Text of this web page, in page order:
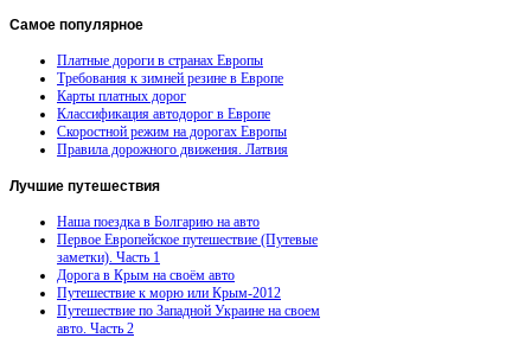
Самое популярное
Платные дороги в странах Европы
Требования к зимней резине в Европе
Карты платных дорог
Классификация автодорог в Европе
Скоростной режим на дорогах Европы
Правила дорожного движения. Латвия
Лучшие путешествия
Наша поездка в Болгарию на авто
Первое Европейское путешествие (Путевые
заметки). Часть 1
Дорога в Крым на своём авто
Путешествие к морю или Крым-2012
Путешествие по Западной Украине на своем
авто. Часть 2